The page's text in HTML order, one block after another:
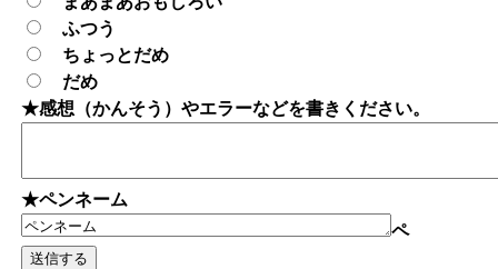
ふつう
ちょっとだめ
だめ
★感想（かんそう）やエラーなどを書きください。
★ペンネーム
ペ